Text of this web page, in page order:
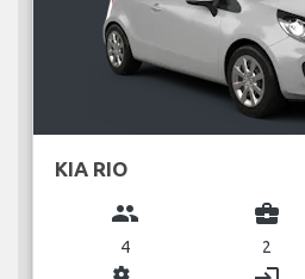
KIA RIO
group
4
business_center
2